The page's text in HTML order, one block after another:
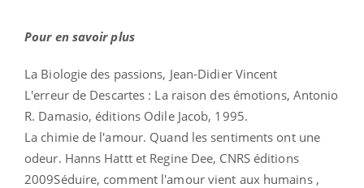
Pour en savoir plus
La Biologie des passions, Jean-Didier Vincent
L'erreur de Descartes : La raison des émotions, Antonio
R. Damasio, éditions Odile Jacob, 1995.
La chimie de l'amour. Quand les sentiments ont une
odeur. Hanns Hattt et Regine Dee, CNRS éditions
2009Séduire, comment l'amour vient aux humains ,